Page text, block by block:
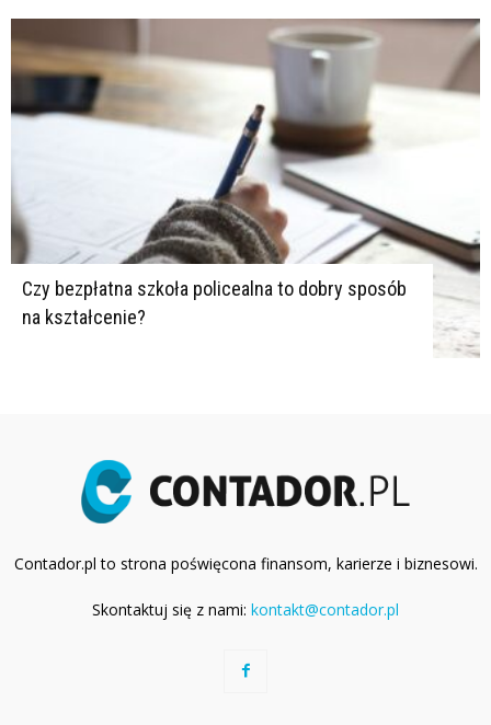
Czy bezpłatna szkoła policealna to dobry sposób
na kształcenie?
Contador.pl to strona poświęcona finansom, karierze i biznesowi.
Skontaktuj się z nami: kontakt@contador.pl